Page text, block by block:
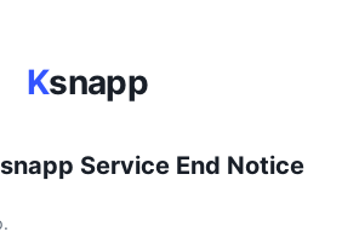
Ksnapp
Service End Notice